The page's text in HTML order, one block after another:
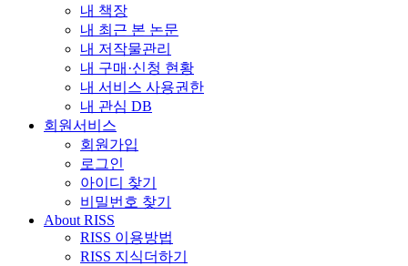
내 책장
내 최근 본 논문
내 저작물관리
내 구매·신청 현황
내 서비스 사용권한
내 관심 DB
회원서비스
회원가입
로그인
아이디 찾기
비밀번호 찾기
About RISS
RISS 이용방법
RISS 지식더하기